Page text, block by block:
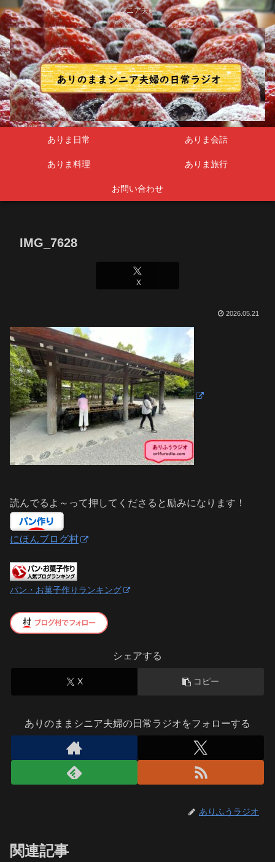
シニア夫婦
ありま日常 ありま会話
ありま料理 ありま旅行
お問い合わせ
IMG_7628
X
2026.05.21
読んでるよ～って押してくださると励みになります！
にほんブログ村
パン・お菓子作りランキング
シェアする
X コピー
ありのままシニア夫婦の日常ラジオをフォローする
ありふうラジオ
関連記事